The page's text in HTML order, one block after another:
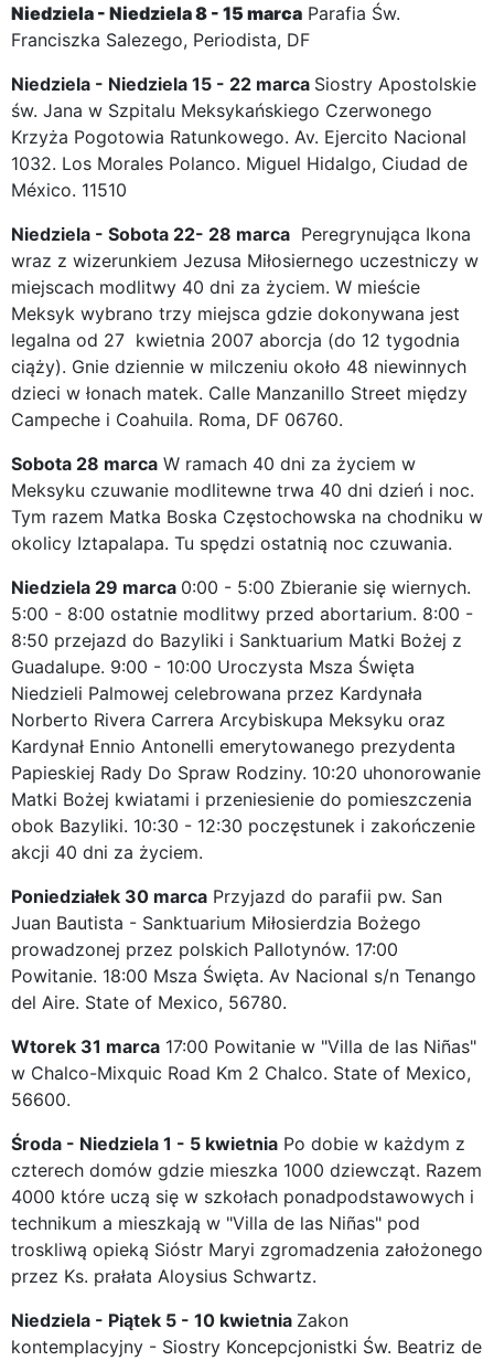
Niedziela - Niedziela8 - 15 marca Parafia Św.
Franciszka Salezego, Periodista, DF
Niedziela - Niedziela 15 - 22 marca Siostry Apostolskie
św. Jana w Szpitalu Meksykańskiego Czerwonego
Krzyża Pogotowia Ratunkowego. Av. Ejercito Nacional
1032. Los Morales Polanco. Miguel Hidalgo, Ciudad de
México. 11510
Niedziela - Sobota 22- 28 marca Peregrynująca Ikona
wraz z wizerunkiem Jezusa Miłosiernego uczestniczy w
miejscach modlitwy 40 dni za życiem. W mieście
Meksyk wybrano trzy miejsca gdzie dokonywana jest
legalna od 27 kwietnia 2007 aborcja (do 12 tygodnia
ciąży). Gnie dziennie w milczeniu około 48 niewinnych
dzieci w łonach matek. Calle Manzanillo Street między
Campeche i Coahuila. Roma, DF 06760.
Sobota 28 marca W ramach 40 dni za życiem w
Meksyku czuwanie modlitewne trwa 40 dni dzień i noc.
Tym razem Matka Boska Częstochowska na chodniku w
okolicy Iztapalapa. Tu spędzi ostatnią noc czuwania.
Niedziela 29 marca 0:00 - 5:00 Zbieranie się wiernych.
5:00 - 8:00 ostatnie modlitwy przed abortarium. 8:00 -
8:50 przejazd do Bazyliki i Sanktuarium Matki Bożej z
Guadalupe. 9:00 - 10:00 Uroczysta Msza Święta
Niedzieli Palmowej celebrowana przez Kardynała
Norberto Rivera Carrera Arcybiskupa Meksyku oraz
Kardynał Ennio Antonelli emerytowanego prezydenta
Papieskiej Rady Do Spraw Rodziny. 10:20 uhonorowanie
Matki Bożej kwiatami i przeniesienie do pomieszczenia
obok Bazyliki. 10:30 - 12:30 poczęstunek i zakończenie
akcji 40 dni za życiem.
Poniedziałek 30 marca Przyjazd do parafii pw. San
Juan Bautista - Sanktuarium Miłosierdzia Bożego
prowadzonej przez polskich Pallotynów. 17:00
Powitanie. 18:00 Msza Święta. Av Nacional s/n Tenango
del Aire. State of Mexico, 56780.
Wtorek 31 marca 17:00 Powitanie w "Villa de las Niñas"
w Chalco-Mixquic Road Km 2 Chalco. State of Mexico,
56600.
Środa - Niedziela 1 - 5 kwietnia Po dobie w każdym z
czterech domów gdzie mieszka 1000 dziewcząt. Razem
4000 które uczą się w szkołach ponadpodstawowych i
technikum a mieszkają w "Villa de las Niñas" pod
troskliwą opieką Sióstr Maryi zgromadzenia założonego
przez Ks. prałata Aloysius Schwartz.
Niedziela - Piątek 5 - 10 kwietnia Zakon
kontemplacyjny - Siostry Koncepcjonistki Św. Beatriz de